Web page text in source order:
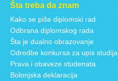
Šta treba da znam
Kako se piše diplomski rad
Odbrana diplomskog rada
Šta je dualno obrazovanje
Odredbe konkursa za upis studija
Prava i obaveze studenata
Bolonjska deklaracija